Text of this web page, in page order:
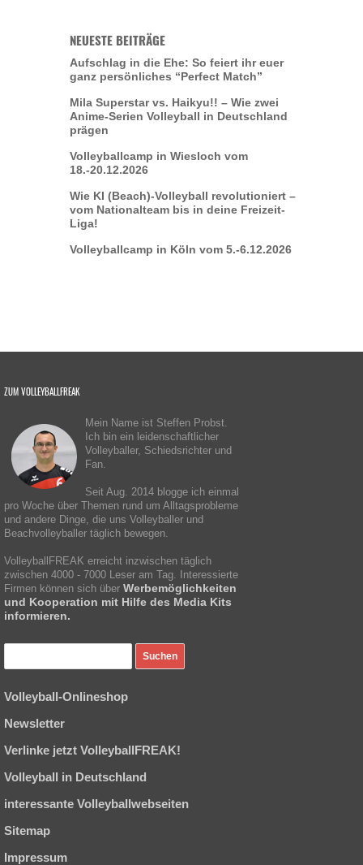
NEUESTE BEITRÄGE
Aufschlag in die Ehe: So feiert ihr euer
ganz persönliches “Perfect Match”
Mila Superstar vs. Haikyu!! – Wie zwei
Anime-Serien Volleyball in Deutschland
prägen
Volleyballcamp in Wiesloch vom
18.-20.12.2026
Wie KI (Beach)-Volleyball revolutioniert –
vom Nationalteam bis in deine Freizeit-
Liga!
Volleyballcamp in Köln vom 5.-6.12.2026
ZUM VOLLEYBALLFREAK
Mein Name ist Steffen Probst.
Ich bin ein leidenschaftlicher
Volleyballer, Schiedsrichter und
Fan.
Seit Aug. 2014 blogge ich einmal
pro Woche über Themen rund um Alltagsprobleme
und andere Dinge, die uns Volleyballer und
Beachvolleyballer täglich bewegen.
VolleyballFREAK erreicht inzwischen täglich
zwischen 4000 - 7000 Leser am Tag. Interessierte
Firmen können sich über Werbemöglichkeiten
und Kooperation mit Hilfe des Media Kits
informieren.
Volleyball-Onlineshop
Newsletter
Verlinke jetzt VolleyballFREAK!
Volleyball in Deutschland
interessante Volleyballwebseiten
Sitemap
Impressum